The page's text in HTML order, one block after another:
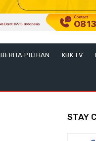
BERITA PILIHAN KBK TV
STAY